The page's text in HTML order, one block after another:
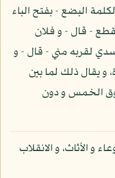
البضع - بفتح الباء
- قال - و فلان
لقربه مني - قال - و
و يقال ذلك لما بين
الخمس و دون
و الأثاث، و الانقلاب